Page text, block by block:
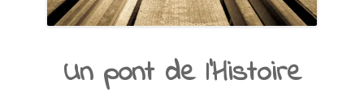
Un pont de l’Histoire